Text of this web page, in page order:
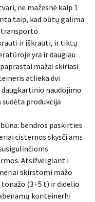
ne mažesnė kaip 1
taip, kad būtų galima
ir iškrauti, ir tiktų
yra ir daugiau
mažai skiriasi
atlieka dvi
naudojimo
produkcija
bendros paskirties
cisternos skysči ams
Atsi­žvelgiant i
skirstomi mažo
(3÷5 t) ir didelio
konteinerhi